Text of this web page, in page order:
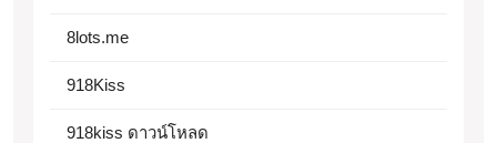
8lots.me
918Kiss
918kiss ดาวน์โหลด